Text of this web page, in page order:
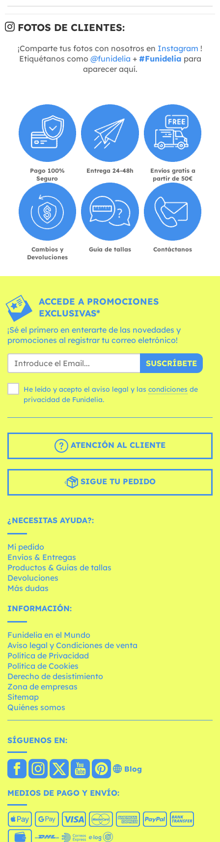
FOTOS DE CLIENTES:
¡Comparte tus fotos con nosotros en Instagram !
Etiquétanos como @funidelia + #Funidelia para
aparecer aquí.
Pago 100%
Seguro
Entrega 24-48h
Envíos gratis a
partir de 50€
Cambios y
Devoluciones
Guía de tallas Contáctanos
ACCEDE A PROMOCIONES
EXCLUSIVAS*
¡Sé el primero en enterarte de las novedades y
promociones al registrar tu correo eletrónico!
SUSCRÍBETE
He leído y acepto el aviso legal y las condiciones
privacidad de Funidelia.
ATENCIÓN AL CLIENTE
SIGUE TU PEDIDO
¿NECESITAS AYUDA?:
Mi pedido
Envíos & Entregas
Productos & Guías de tallas
Devoluciones
Más dudas
INFORMACIÓN:
Funidelia en el Mundo
Aviso legal y Condiciones de venta
Política de Privacidad
Política de Cookies
Derecho de desistimiento
Zona de empresas
Sitemap
Quiénes somos
SÍGUENOS EN:
Blog
MEDIOS DE PAGO Y ENVÍO: